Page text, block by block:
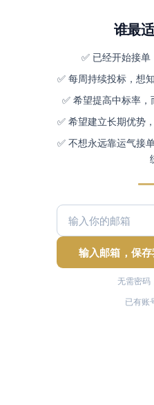
谁最
✅ 已经开始接
✅ 每周持续投标，想
✅ 希望提高中标率
✅ 希望建立长期优势
✅ 不想永远靠运气接
输入邮箱，保
无需密码
已有账